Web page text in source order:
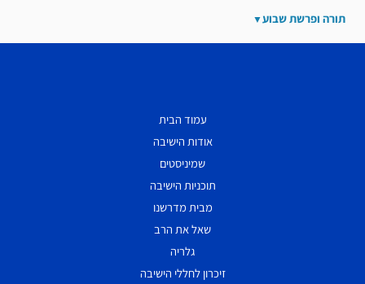
תורה ופרשת שבוע
עמוד הבית
אודות הישיבה
שמיניסטים
תוכניות הישיבה
מבית מדרשנו
שאל את הרב
גלריה
זיכרון לחללי הישיבה